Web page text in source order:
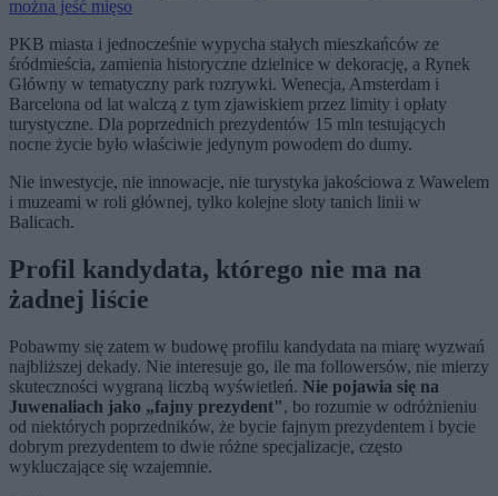
można jeść mięso
PKB miasta i jednocześnie wypycha stałych mieszkańców ze
śródmieścia, zamienia historyczne dzielnice w dekorację, a Rynek
Główny w tematyczny park rozrywki. Wenecja, Amsterdam i
Barcelona od lat walczą z tym zjawiskiem przez limity i opłaty
turystyczne. Dla poprzednich prezydentów 15 mln testujących
nocne życie było właściwie jedynym powodem do dumy.
Nie inwestycje, nie innowacje, nie turystyka jakościowa z Wawelem
i muzeami w roli głównej, tylko kolejne sloty tanich linii w
Balicach.
Profil kandydata, którego nie ma na
żadnej liście
Pobawmy się zatem w budowę profilu kandydata na miarę wyzwań
najbliższej dekady. Nie interesuje go, ile ma followersów, nie mierzy
skuteczności wygraną liczbą wyświetleń. Nie pojawia się na
Juwenaliach jako „fajny prezydent", bo rozumie w odróżnieniu
od niektórych poprzedników, że bycie fajnym prezydentem i bycie
dobrym prezydentem to dwie różne specjalizacje, często
wykluczające się wzajemnie.